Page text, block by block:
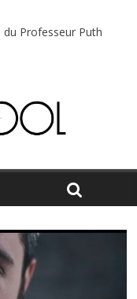
du Professeur Puth
musique indépendant
en hausse
entre chaleur et bonne
bière, métal et